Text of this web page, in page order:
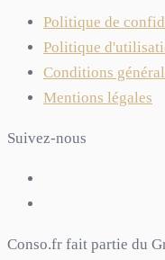
Politique de
Politique
Conditions
Mentions légales
Suivez-nous
Conso.fr fait partie du